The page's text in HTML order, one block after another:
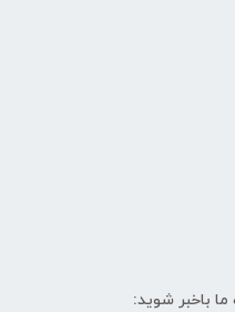
باخبر شوید: